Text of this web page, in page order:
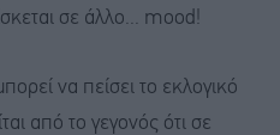
σε άλλο... mood!
να πείσει το εκλογικό
από το γεγονός ότι σε